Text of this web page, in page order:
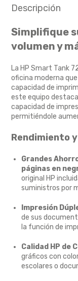
Descripción
Simplifique
volumen y
La HP Smart Tank
oficina moderna
capacidad de
este equipo
capacidad de
permitiéndole
Rendimiento
Grandes
páginas en
original HP
suministros por
Impresión
de sus
la función de
Calidad HP de
gráficos con
escolares o